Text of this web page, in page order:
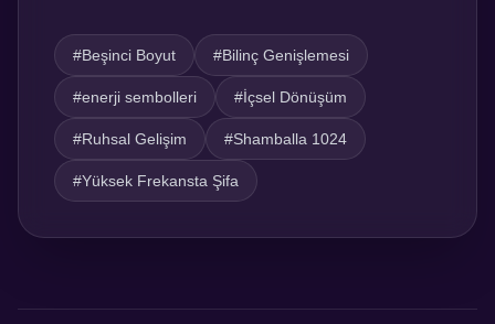
#Beşinci Boyut #Bilinç Genişlemesi
#enerji sembolleri #İçsel Dönüşüm
#Ruhsal Gelişim #Shamballa 1024
#Yüksek Frekansta Şifa